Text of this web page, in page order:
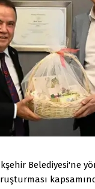
Belediyesi'ne